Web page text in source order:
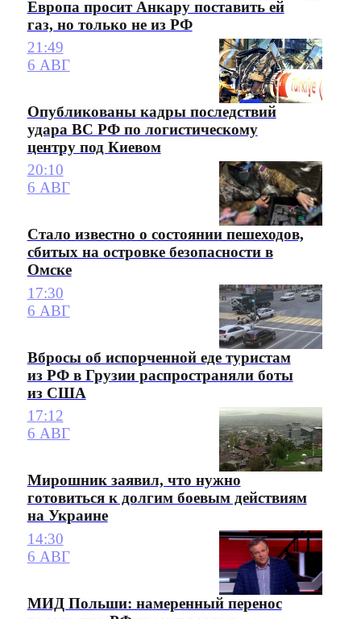
Европа просит Анкару поставить ей
газ, но только не из РФ
21:49
6 АВГ
Опубликованы кадры последствий
удара ВС РФ по логистическому
центру под Киевом
20:10
6 АВГ
Стало известно о состоянии пешеходов,
сбитых на островке безопасности в
Омске
17:30
6 АВГ
Вбросы об испорченной еде туристам
из РФ в Грузии распространяли боты
из США
17:12
6 АВГ
Мирошник заявил, что нужно
готовиться к долгим боевым действиям
на Украине
14:30
6 АВГ
МИД Польши: намеренный перенос